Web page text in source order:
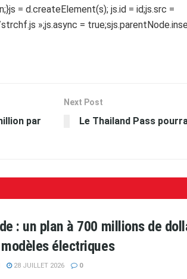
= d.createElement(s); js.id = id;js.src =
»;js.async =
par
Next Post
Le Thailand Pass
: un plan à 700 millions de
électriques
28 JUILLET 2026 0